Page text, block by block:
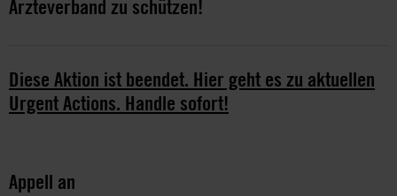
Ärzteverband zu schützen!
Diese Aktion ist beendet. Hier geht es zu aktuellen
Urgent Actions. Handle sofort!
Appell an